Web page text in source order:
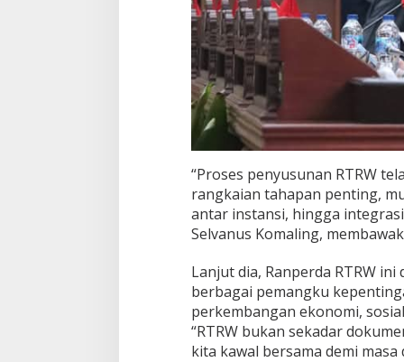
“Proses penyusunan RTRW
rangkaian tahapan penting,
antar instansi, hingga
Selvanus Komaling,
Lanjut dia, Ranperda RTRW
berbagai pemangku
perkembangan ekonomi,
“RTRW bukan sekadar
kita kawal bersama demi masa